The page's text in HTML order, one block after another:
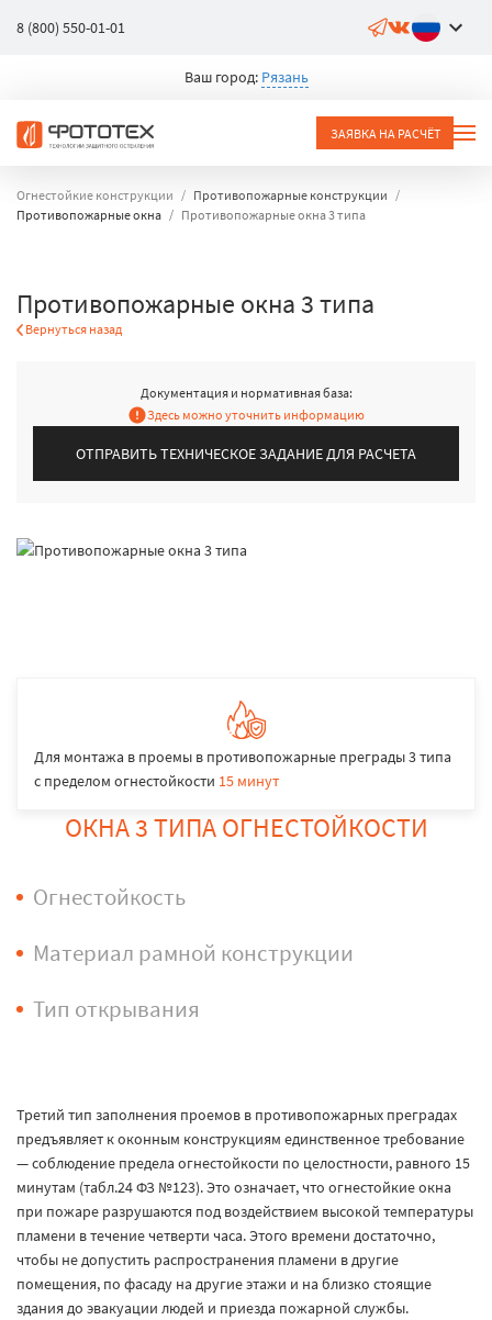
8 (800) 550-01-01
Ваш город: Рязань
ЗАЯВКА НА РАСЧЁТ
Огнестойкие конструкции
Противопожарные конструкции
Противопожарные окна
Противопожарные окна 3 типа
Противопожарные окна 3 типа
Вернуться назад
Документация и нормативная база:
Здесь можно уточнить информацию
ОТПРАВИТЬ ТЕХНИЧЕСКОЕ ЗАДАНИЕ ДЛЯ РАСЧЕТА
Для монтажа в проемы в противопожарные преграды 3 типа
с пределом огнестойкости 15 минут
ОКНА 3 ТИПА ОГНЕСТОЙКОСТИ
Огнестойкость
Материал рамной конструкции
Тип открывания
Третий тип заполнения проемов в противопожарных преградах
предъявляет к оконным конструкциям единственное требование
— соблюдение предела огнестойкости по целостности, равного 15
минутам (табл.24 ФЗ №123). Это означает, что огнестойкие окна
при пожаре разрушаются под воздействием высокой температуры
пламени в течение четверти часа. Этого времени достаточно,
чтобы не допустить распространения пламени в другие
помещения, по фасаду на другие этажи и на близко стоящие
здания до эвакуации людей и приезда пожарной службы.